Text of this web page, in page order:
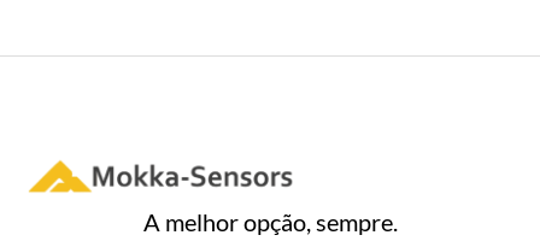
A melhor opção, sempre.